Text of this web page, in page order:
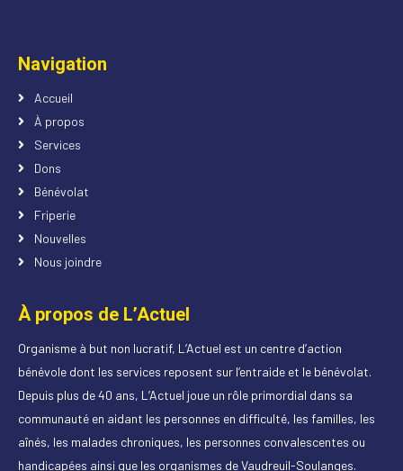
Navigation
Accueil
À propos
Services
Dons
Bénévolat
Friperie
Nouvelles
Nous joindre
À propos de L’Actuel
Organisme à but non lucratif, L’Actuel est un centre d’action
bénévole dont les services reposent sur l’entraide et le bénévolat.
Depuis plus de 40 ans, L’Actuel joue un rôle primordial dans sa
communauté en aidant les personnes en difficulté, les familles, les
aînés, les malades chroniques, les personnes convalescentes ou
handicapées ainsi que les organismes de Vaudreuil-Soulanges.